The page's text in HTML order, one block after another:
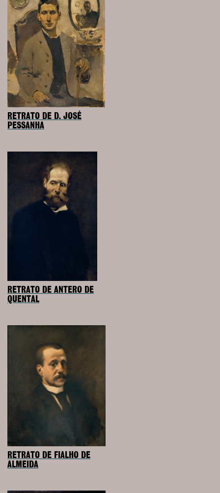
RETRATO DE D. JOSÉ
PESSANHA
RETRATO DE ANTERO DE
QUENTAL
RETRATO DE FIALHO DE
ALMEIDA